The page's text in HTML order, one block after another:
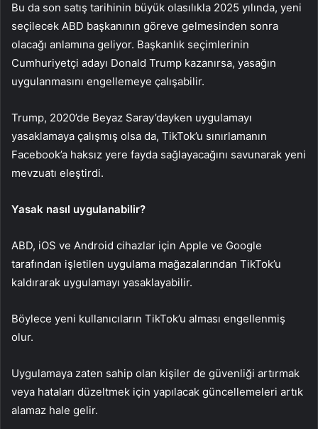
Bu da son satış tarihinin büyük olasılıkla 2025 yılında, yeni
seçilecek ABD başkanının göreve gelmesinden sonra
olacağı anlamına geliyor. Başkanlık seçimlerinin
Cumhuriyetçi adayı Donald Trump kazanırsa, yasağın
uygulanmasını engellemeye çalışabilir.
Trump, 2020’de Beyaz Saray’dayken uygulamayı
yasaklamaya çalışmış olsa da, TikTok’u sınırlamanın
Facebook’a haksız yere fayda sağlayacağını savunarak yeni
mevzuatı eleştirdi.
Yasak nasıl uygulanabilir?
ABD, iOS ve Android cihazlar için Apple ve Google
tarafından işletilen uygulama mağazalarından TikTok’u
kaldırarak uygulamayı yasaklayabilir.
Böylece yeni kullanıcıların TikTok’u alması engellenmiş
olur.
Uygulamaya zaten sahip olan kişiler de güvenliği artırmak
veya hataları düzeltmek için yapılacak güncellemeleri artık
alamaz hale gelir.